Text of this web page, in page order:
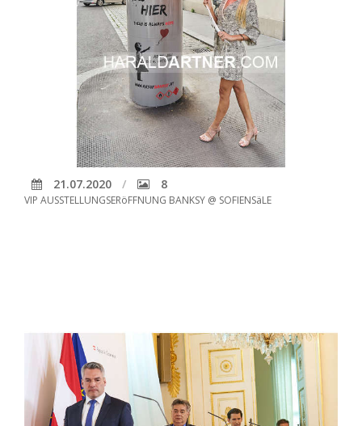
21.07.2020 8
VIP AUSSTELLUNGSERöFFNUNG BANKSY @ SOFIENSäLE